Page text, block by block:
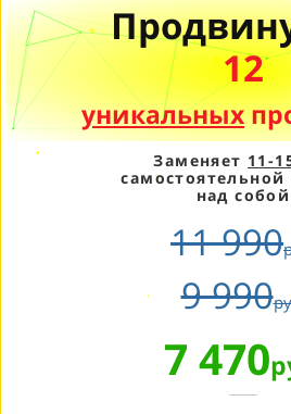
12
уникальных
Заменяет 11-
самостоятельной
над собой
11 990
9 990
7 470